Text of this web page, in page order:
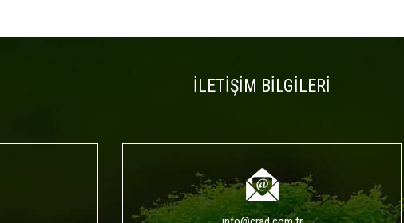
İLETİŞİM BİLGİLERİ